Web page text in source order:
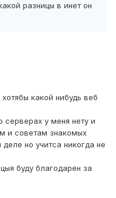
разницы в инет он
какой нибудь веб
серверах у меня нету и
и советам знакомых
но учитса никогда не
буду благодарен за